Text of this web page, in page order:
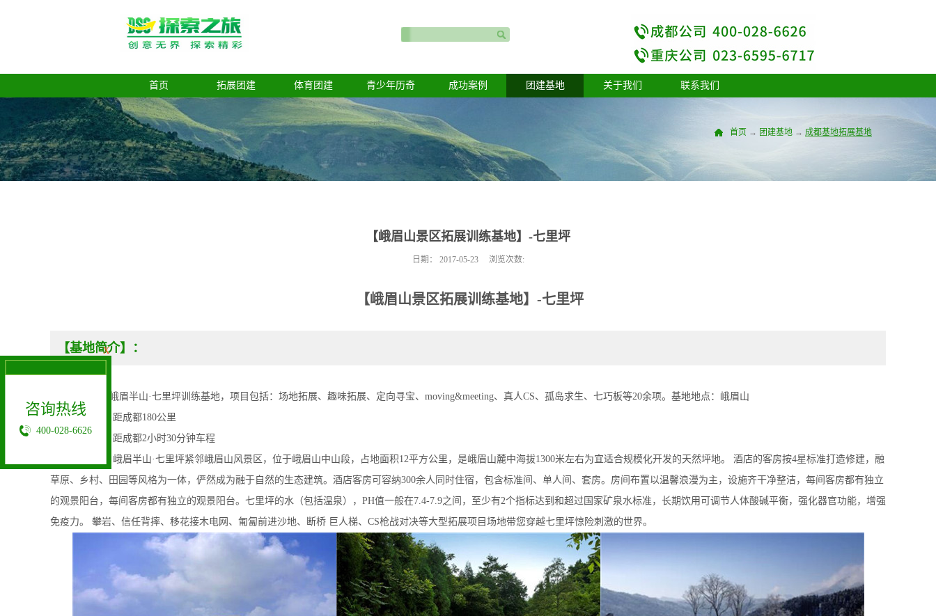
首页 拓展团建 体育团建 青少年历奇 成功案例 团建基地 关于我们 联系我们
首页 → 团建基地 → 成都基地拓展基地
【峨眉山景区拓展训练基地】-七里坪
日期： 2017-05-23 浏览次数:
【峨眉山景区拓展训练基地】-七里坪
【基地简介】：
探索之旅-峨眉半山·七里坪训练基地，项目包括：场地拓展、趣味拓展、定向寻宝、moving&meeting、真人CS、孤岛求生、七巧板等20余项。基地地点：峨眉山
基地路程：距成都180公里
预计车程：距成都2小时30分钟车程
基地介绍：峨眉半山·七里坪紧邻峨眉山风景区，位于峨眉山中山段，占地面积12平方公里，是峨眉山麓中海拔1300米左右为宜适合规模化开发的天然坪地。 酒店的客房按4星标准打造修建，融
草原、乡村、田园等风格为一体，俨然成为融于自然的生态建筑。酒店客房可容纳300余人同时住宿，包含标准间、单人间、套房。房间布置以温馨浪漫为主，设施齐干净整洁，每间客房都有独立
的观景阳台，每间客房都有独立的观景阳台。七里坪的水（包括温泉），PH值一般在7.4-7.9之间，至少有2个指标达到和超过国家矿泉水标准，长期饮用可调节人体酸碱平衡，强化器官功能，增强
免疫力。 攀岩、信任背摔、移花接木电网、匍匐前进沙地、断桥 巨人梯、CS枪战对决等大型拓展项目场地带您穿越七里坪惊险刺激的世界。
X
咨询热线
400-028-6626